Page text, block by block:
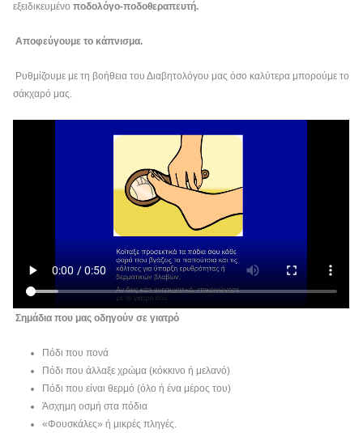
εξειδικευμένοποδολόγο-ποδοθεραπευτή.
Αποφεύγουμε το κάπνισμα.
Ρυθμίζουμε με τη βοήθεια του Διαβητολόγου μας όσο καλύτερα μπορούμε το
σάκχαρό μας.
Σημάδια που μας οδηγούν σε γιατρό
Πόδι που πονά
Πόδι που άλλαξε χρώμα (κόκκινο ή μελανό)
Πόδι που είναι θερμό (όλο ή ένα μέρος του)
Άσχημη οσμή στα πόδια
«Φουσκάλες» ή μικρές πληγές.